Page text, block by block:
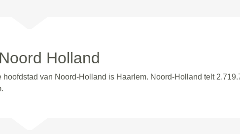
Holland
van Noord-Holland is Haarlem. Noord-Holland telt